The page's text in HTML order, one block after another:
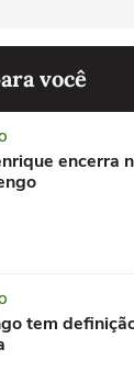
você
encerra
tem